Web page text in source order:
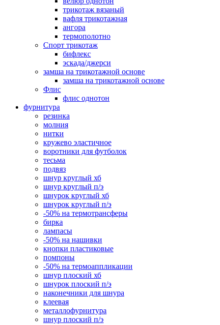
трикотаж вязаный
вафля трикотажная
ангора
термополотно
Спорт трикотаж
бифлекс
эскада/джерси
замша на трикотажной основе
замша на трикотажной основе
Флис
флис однотон
фурнитура
резинка
молния
нитки
кружево эластичное
воротники для футболок
тесьма
подвяз
шнур круглый хб
шнур круглый п/э
шнурок круглый хб
шнурок круглый п/э
-50% на термотрансферы
бирка
лампасы
-50% на нашивки
кнопки пластиковые
помпоны
-50% на термоаппликации
шнур плоский хб
шнурок плоский п/э
наконечники для шнура
клеевая
металлофурнитура
шнур плоский п/э